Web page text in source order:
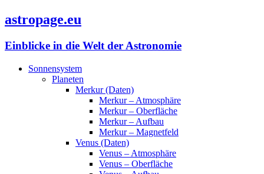
astropage.eu
Einblicke in die Welt der Astronomie
Sonnensystem
Planeten
Merkur (Daten)
Merkur – Atmosphäre
Merkur – Oberfläche
Merkur – Aufbau
Merkur – Magnetfeld
Venus (Daten)
Venus – Atmosphäre
Venus – Oberfläche